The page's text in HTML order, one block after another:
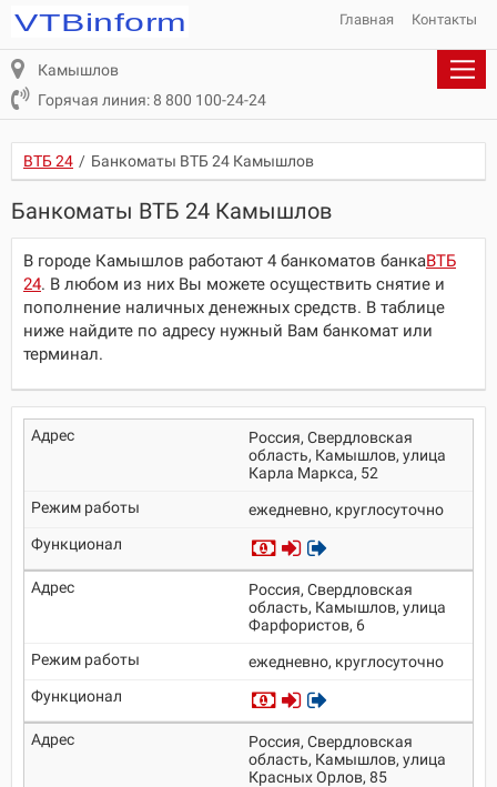
Главная Контакты
Камышлов
Горячая линия: 8 800 100-24-24
ВТБ 24 / Банкоматы ВТБ 24 Камышлов
Банкоматы ВТБ 24 Камышлов
В городе Камышлов работают 4 банкоматов банкаВТБ
24. В любом из них Вы можете осуществить снятие и
пополнение наличных денежных средств. В таблице
ниже найдите по адресу нужный Вам банкомат или
терминал.
Россия, Свердловская
область, Камышлов, улица
Карла Маркса, 52
ежедневно, круглосуточно
Россия, Свердловская
область, Камышлов, улица
Фарфористов, 6
ежедневно, круглосуточно
Россия, Свердловская
область, Камышлов, улица
Красных Орлов, 85